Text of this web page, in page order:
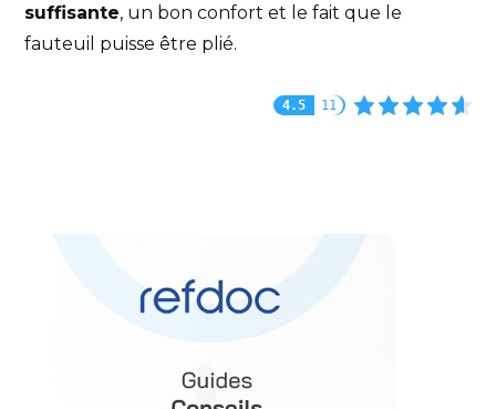
suffisante, un bon confort et le fait que le
fauteuil puisse être plié.
4.5 11